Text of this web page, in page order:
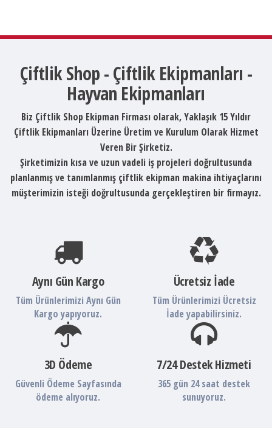
Çiftlik Shop - Çiftlik Ekipmanları -
Hayvan Ekipmanları
Biz Çiftlik Shop Ekipman Firması olarak, Yaklaşık 15 Yıldır
Çiftlik Ekipmanları Üzerine Üretim ve Kurulum Olarak Hizmet
Veren Bir Şirketiz.
Şirketimizin kısa ve uzun vadeli iş projeleri doğrultusunda
planlanmış ve tanımlanmış çiftlik ekipman makina ihtiyaçlarını
müşterimizin isteği doğrultusunda gerçekleştiren bir firmayız.
Aynı Gün Kargo
Tüm Ürünlerimizi Aynı Gün
Kargo yapıyoruz.
Ücretsiz İade
Tüm Ürünlerimizi Ücretsiz
İade yapabilirsiniz.
3D Ödeme
Güvenli Ödeme Sayfasında
ödeme alıyoruz.
7/24 Destek Hizmeti
365 gün 24 saat destek
sunuyoruz.